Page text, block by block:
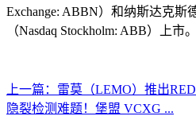
Exchange: ABBN）和纳斯达克斯
（Nasdaq Stockholm: ABB）上市。
上一篇：雷莫（LEMO）推出
隐裂检测难题！堡盟 VCXG ...